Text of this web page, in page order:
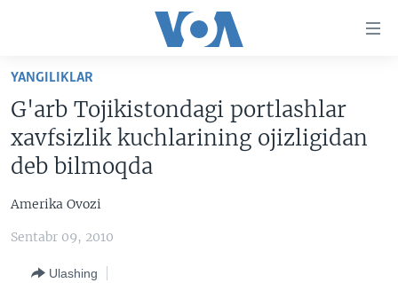
Boshiga
qayting
Qidiruvga
o'ting
AMERIKA
MARKAZIY OSIYO
YANGILIKLAR
G'arb Tojikistondagi portlashlar
xavfsizlik kuchlarining ojizligidan
deb bilmoqda
Amerika Ovozi
Sentabr 09, 2010
Ulashing